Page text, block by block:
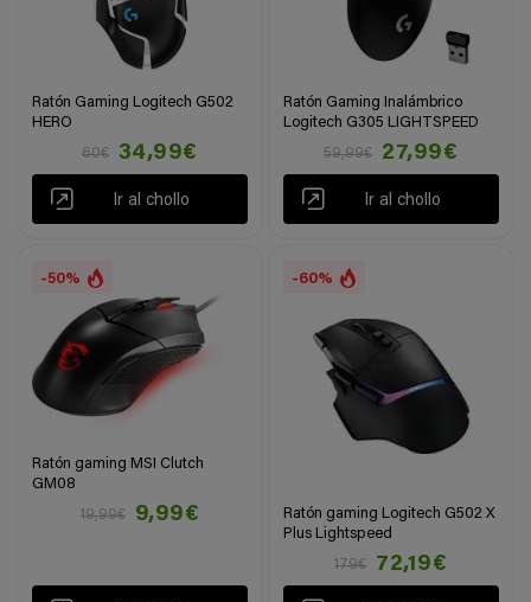
Ratón Gaming Logitech G502
HERO
60€
34,99€
Ir al chollo
Ratón Gaming Inalámbrico
Logitech G305 LIGHTSPEED
59,99€
27,99€
Ir al chollo
-50%
Ratón gaming MSI Clutch
GM08
19,99€
9,99€
-60%
Ratón gaming Logitech G502 X
Plus Lightspeed
179€
72,19€